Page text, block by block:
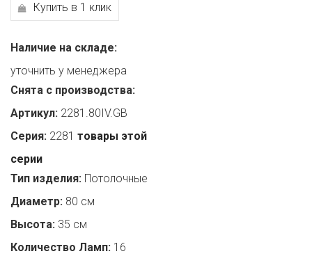
Купить в 1 клик
Наличие на складе:
уточнить у менеджера
Снята с производства:
Артикул: 2281.80IV.GB
Серия: 2281 товары этой
серии
Тип изделия: Потолочные
Диаметр: 80 см
Высота: 35 см
Количество Ламп: 16